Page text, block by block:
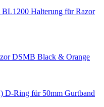
Halterung für Razor
DSMB Black & Orange
D-Ring für 50mm Gurtband